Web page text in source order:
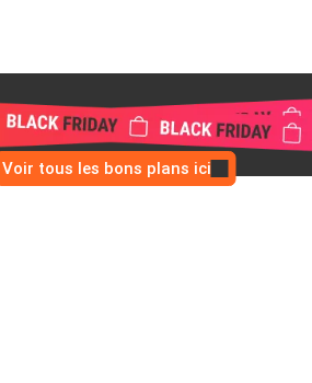
Voir tous les bons plans ici